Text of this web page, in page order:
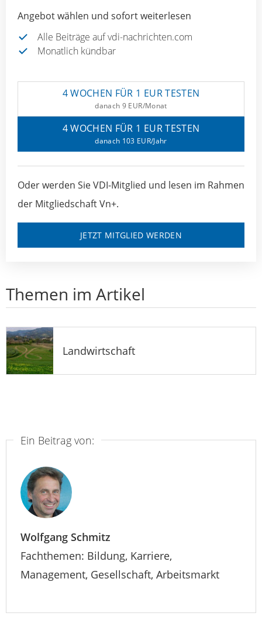
Angebot wählen und sofort weiterlesen
Alle Beiträge auf vdi-nachrichten.com
Monatlich kündbar
4 WOCHEN FÜR 1 EUR TESTEN
danach 9 EUR/Monat
4 WOCHEN FÜR 1 EUR TESTEN
danach 103 EUR/Jahr
Oder werden Sie VDI-Mitglied und lesen im Rahmen
der Mitgliedschaft Vn+.
JETZT MITGLIED WERDEN
Themen im Artikel
Landwirtschaft
Ein Beitrag von:
Wolfgang Schmitz
Fachthemen: Bildung, Karriere,
Management, Gesellschaft, Arbeitsmarkt